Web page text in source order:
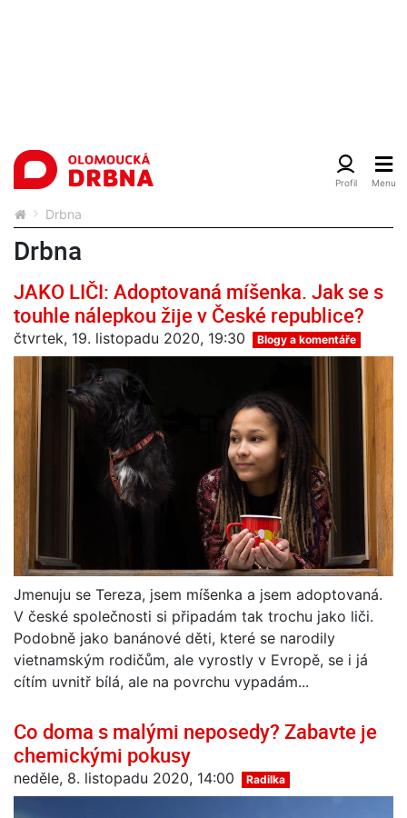
Drbna
Drbna
JAKO LIČI: Adoptovaná míšenka. Jak se s
touhle nálepkou žije v České republice?
čtvrtek, 19. listopadu 2020, 19:30 Blogy a komentáře
Jmenuju se Tereza, jsem míšenka a jsem adoptovaná.
V české společnosti si připadám tak trochu jako liči.
Podobně jako banánové děti, které se narodily
vietnamským rodičům, ale vyrostly v Evropě, se i já
cítím uvnitř bílá, ale na povrchu vypadám...
Co doma s malými neposedy? Zabavte je
chemickými pokusy
neděle, 8. listopadu 2020, 14:00 Radilka